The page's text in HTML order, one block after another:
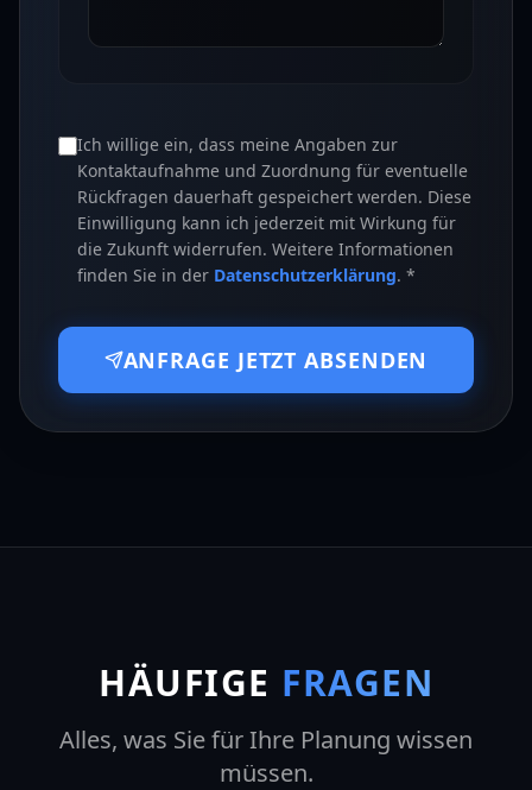
Ich willige ein, dass meine Angaben zur
Kontaktaufnahme und Zuordnung für eventuelle
Rückfragen dauerhaft gespeichert werden. Diese
Einwilligung kann ich jederzeit mit Wirkung für
die Zukunft widerrufen. Weitere Informationen
finden Sie in der Datenschutzerklärung. *
ANFRAGE JETZT ABSENDEN
HÄUFIGE FRAGEN
Alles, was Sie für Ihre Planung wissen
müssen.